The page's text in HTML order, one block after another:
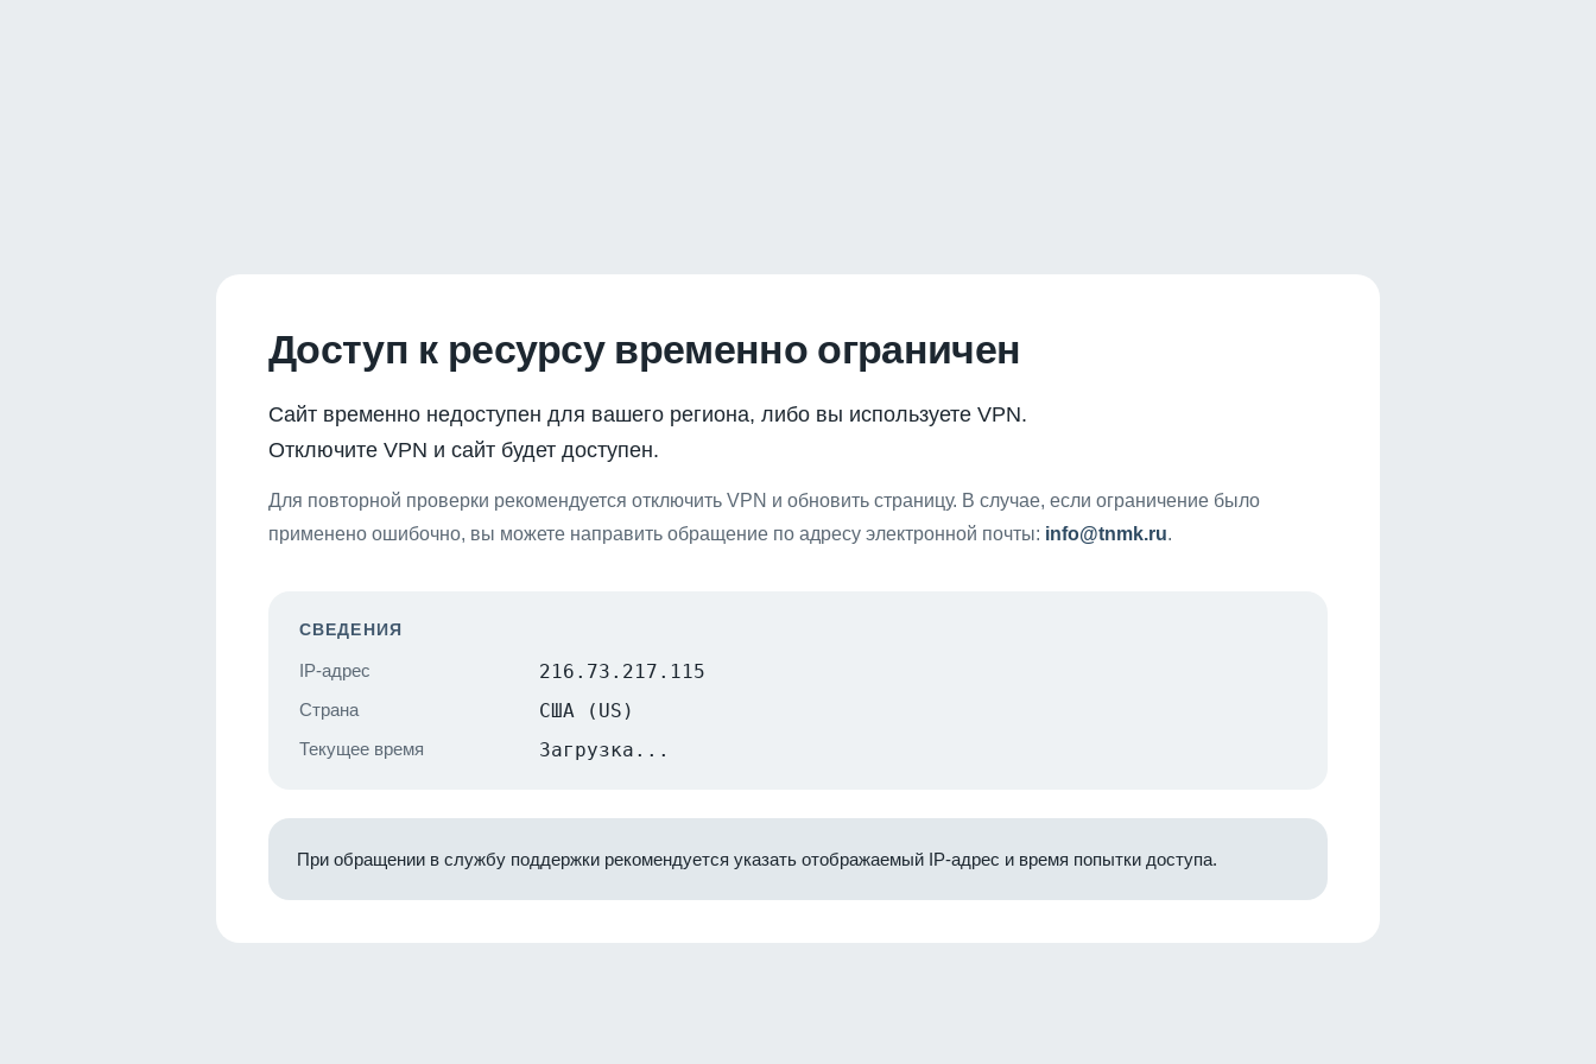
Доступ к ресурсу временно ограничен
Сайт временно недоступен для вашего региона, либо вы используете VPN.
Отключите VPN и сайт будет доступен.
Для повторной проверки рекомендуется отключить VPN и обновить страницу. В случае, если ограничение было
применено ошибочно, вы можете направить обращение по адресу электронной почты: info@tnmk.ru.
СВЕДЕНИЯ
IP-адрес 216.73.217.115
Страна США (US)
Текущее время Загрузка...
При обращении в службу поддержки рекомендуется указать отображаемый IP-адрес и время попытки доступа.